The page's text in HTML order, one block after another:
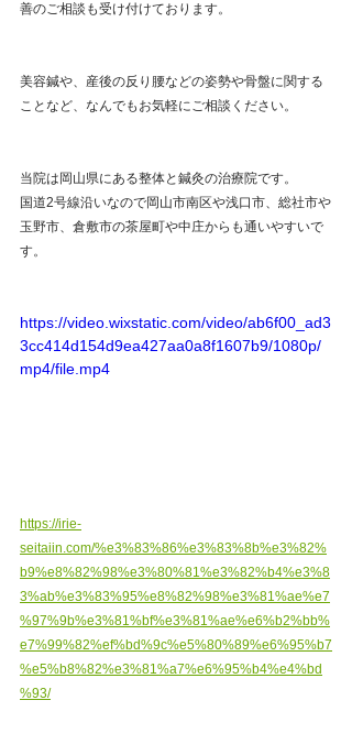
善のご相談も受け付けております。
美容鍼や、産後の反り腰などの姿勢や骨盤に関する
ことなど、なんでもお気軽にご相談ください。
当院は岡山県にある整体と鍼灸の治療院です。
国道2号線沿いなので岡山市南区や浅口市、総社市や
玉野市、倉敷市の茶屋町や中庄からも通いやすいで
す。
https://video.wixstatic.com/video/ab6f00_ad3
3cc414d154d9ea427aa0a8f1607b9/1080p/
mp4/file.mp4
https://irie-
seitaiin.com/%e3%83%86%e3%83%8b%e3%82%
b9%e8%82%98%e3%80%81%e3%82%b4%e3%8
3%ab%e3%83%95%e8%82%98%e3%81%ae%e7
%97%9b%e3%81%bf%e3%81%ae%e6%b2%bb%
e7%99%82%ef%bd%9c%e5%80%89%e6%95%b7
%e5%b8%82%e3%81%a7%e6%95%b4%e4%bd
%93/